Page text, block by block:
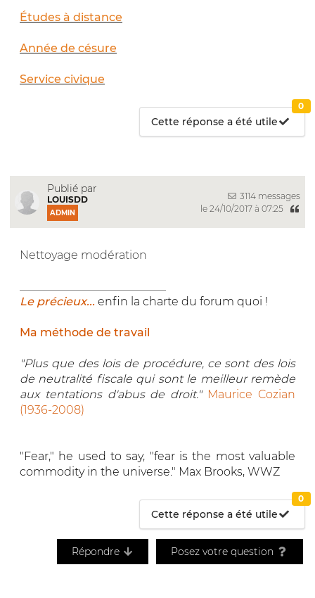
Études à distance
Année de césure
Service civique
Cette réponse a été utile
0
Publié par
LOUISDD
ADMIN
3114 messages
le 24/10/2017 à 07:25
Nettoyage modération
Le précieux... enfin la charte du forum quoi !
Ma méthode de travail
"Plus que des lois de procédure, ce sont des lois
de neutralité fiscale qui sont le meilleur remède
aux tentations d'abus de droit." Maurice Cozian
(1936-2008)
"Fear," he used to say, "fear is the most valuable
commodity in the universe." Max Brooks, WWZ
Cette réponse a été utile
0
Répondre Posez votre question